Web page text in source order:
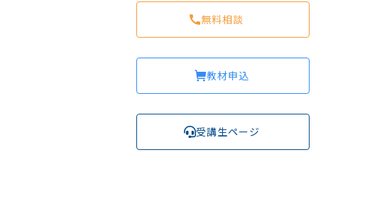
無料相談
教材申込
受講生ページ